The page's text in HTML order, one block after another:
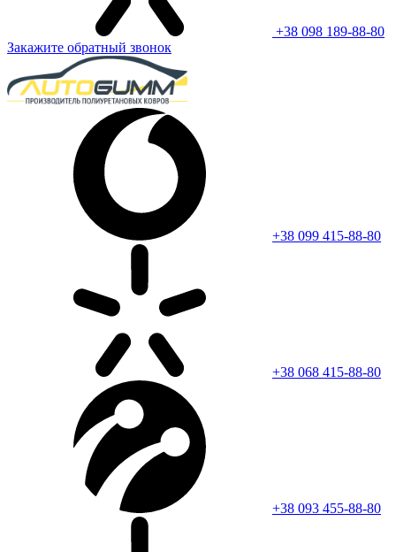
+38 098 189-88-80
Закажите обратный звонок
+38 099 415-88-80
+38 068 415-88-80
+38 093 455-88-80